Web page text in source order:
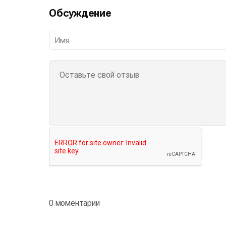
Обсуждение
0 моментарии